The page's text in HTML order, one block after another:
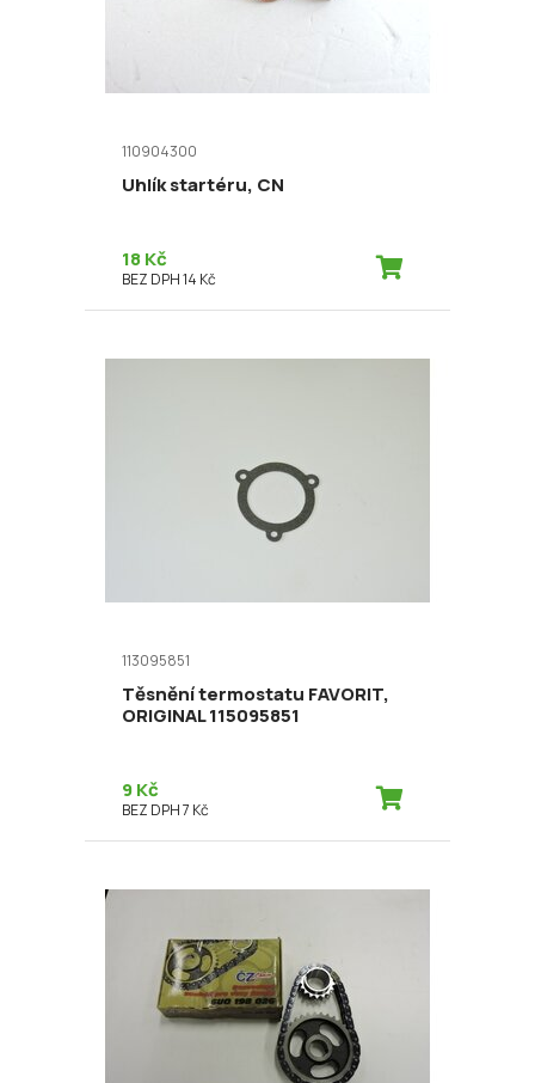
110904300
Uhlík startéru, CN
18 Kč
BEZ DPH 14 Kč
113095851
Těsnění termostatu FAVORIT,
ORIGINAL 115095851
9 Kč
BEZ DPH 7 Kč